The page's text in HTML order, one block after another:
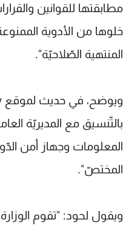
مطابقتها للقوانين
خلوها من الأدوية
المنتهية الصّلاحيّة".
بالتّنسيق مع المديريّة
المعلومات وجهاز أمن
المختصّ".
ويقول لحود: "تقوم